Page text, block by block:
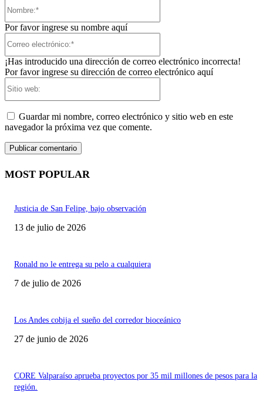
Por favor ingrese su nombre aquí
¡Has introducido una dirección de correo electrónico incorrecta!
Por favor ingrese su dirección de correo electrónico aquí
Guardar mi nombre, correo electrónico y sitio web en este
navegador la próxima vez que comente.
MOST POPULAR
Justicia de San Felipe, bajo observación
13 de julio de 2026
Ronald no le entrega su pelo a cualquiera
7 de julio de 2026
Los Andes cobija el sueño del corredor bioceánico
27 de junio de 2026
CORE Valparaíso aprueba proyectos por 35 mil millones de pesos para la
región.